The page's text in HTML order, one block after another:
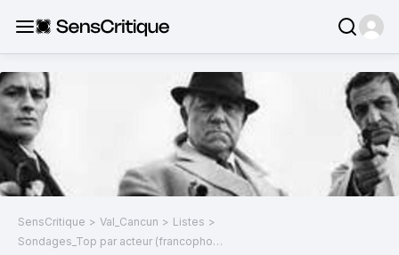
SensCritique > Val_Cancun > Listes >
Sondages_Top par acteur (francophones)